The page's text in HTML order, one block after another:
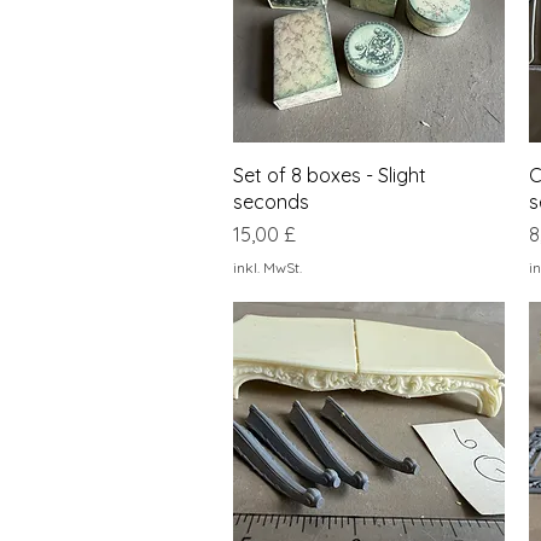
Schnellansicht
Set of 8 boxes - Slight
seconds
Preis
15,00 £
inkl. MwSt.